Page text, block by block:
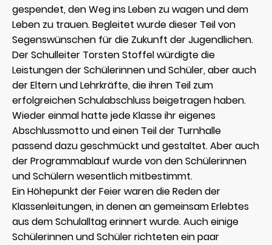
gespendet, den Weg ins Leben zu wagen und dem
Leben zu trauen. Begleitet wurde dieser Teil von
Segenswünschen für die Zukunft der Jugendlichen.
Der Schulleiter Torsten Stoffel würdigte die
Leistungen der Schülerinnen und Schüler, aber auch
der Eltern und Lehrkräfte, die ihren Teil zum
erfolgreichen Schulabschluss beigetragen haben.
Wieder einmal hatte jede Klasse ihr eigenes
Abschlussmotto und einen Teil der Turnhalle
passend dazu geschmückt und gestaltet. Aber auch
der Programmablauf wurde von den Schülerinnen
und Schülern wesentlich mitbestimmt.
Ein Höhepunkt der Feier waren die Reden der
Klassenleitungen, in denen an gemeinsam Erlebtes
aus dem Schulalltag erinnert wurde. Auch einige
Schülerinnen und Schüler richteten ein paar